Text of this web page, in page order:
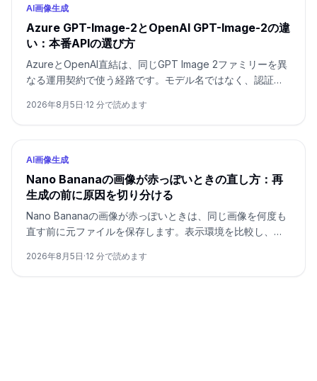
AI画像生成
Azure GPT-Image-2とOpenAI GPT-Image-2の違
い：本番APIの選び方
AzureとOpenAI直結は、同じGPT Image 2ファミリーを異
なる運用契約で使う経路です。モデル名ではなく、認証、
す。
2026年8月5日 ·12 分で読めます
AI画像生成
Nano Bananaの画像が赤っぽいときの直し方：再
生成の前に原因を切り分ける
Nano Bananaの画像が赤っぽいときは、同じ画像を何度も
直す前に元ファイルを保存します。表示環境を比較し、参
す。
2026年8月5日 ·12 分で読めます